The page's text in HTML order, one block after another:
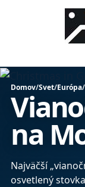
Domov/Svet/Európa/
na
Najväčší
osvetlený